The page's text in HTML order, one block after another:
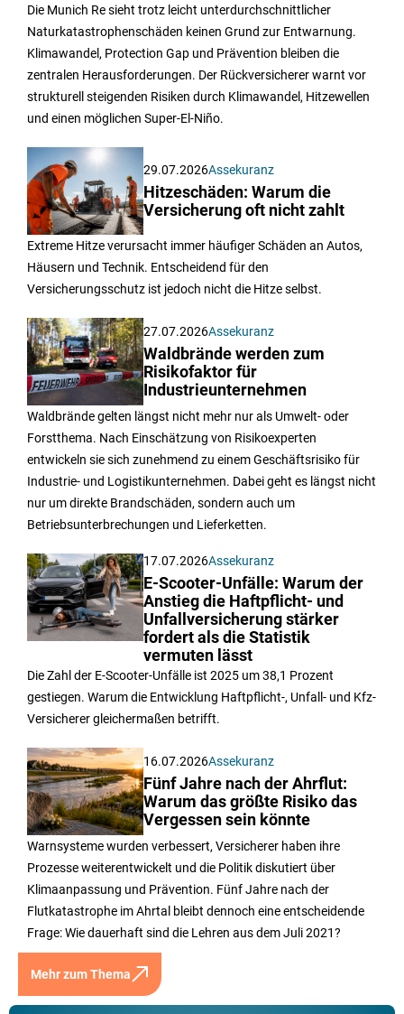
Die Munich Re sieht trotz leicht unterdurchschnittlicher
Naturkatastrophenschäden keinen Grund zur Entwarnung.
Klimawandel, Protection Gap und Prävention bleiben die
zentralen Herausforderungen. Der Rückversicherer warnt vor
strukturell steigenden Risiken durch Klimawandel, Hitzewellen
und einen möglichen Super-El-Niño.
29.07.2026Assekuranz
Hitzeschäden: Warum die
Versicherung oft nicht zahlt
Extreme Hitze verursacht immer häufiger Schäden an Autos,
Häusern und Technik. Entscheidend für den
Versicherungsschutz ist jedoch nicht die Hitze selbst.
27.07.2026Assekuranz
Waldbrände werden zum
Risikofaktor für
Industrieunternehmen
Waldbrände gelten längst nicht mehr nur als Umwelt- oder
Forstthema. Nach Einschätzung von Risikoexperten
entwickeln sie sich zunehmend zu einem Geschäftsrisiko für
Industrie- und Logistikunternehmen. Dabei geht es längst nicht
nur um direkte Brandschäden, sondern auch um
Betriebsunterbrechungen und Lieferketten.
17.07.2026Assekuranz
E-Scooter-Unfälle: Warum der
Anstieg die Haftpflicht- und
Unfallversicherung stärker
fordert als die Statistik
vermuten lässt
Die Zahl der E-Scooter-Unfälle ist 2025 um 38,1 Prozent
gestiegen. Warum die Entwicklung Haftpflicht-, Unfall- und Kfz-
Versicherer gleichermaßen betrifft.
16.07.2026Assekuranz
Fünf Jahre nach der Ahrflut:
Warum das größte Risiko das
Vergessen sein könnte
Warnsysteme wurden verbessert, Versicherer haben ihre
Prozesse weiterentwickelt und die Politik diskutiert über
Klimaanpassung und Prävention. Fünf Jahre nach der
Flutkatastrophe im Ahrtal bleibt dennoch eine entscheidende
Frage: Wie dauerhaft sind die Lehren aus dem Juli 2021?
Mehr zum Thema